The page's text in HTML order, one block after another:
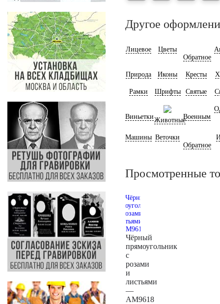
Другое
Лицевое
Цветы
Обратное
Природа Иконы Кресты
Рамки Шрифты Святые
ВиньеткиЖивотныеВоенным
Машины Веточки
Обратное
Просмотренные
Чёрный
прямоугольник
с
розами
и
листьями
—
AM9618